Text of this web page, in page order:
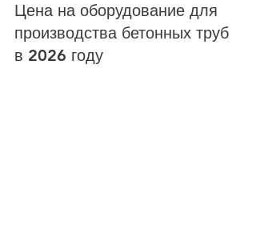
Цена на оборудование для
производства бетонных труб
в 2026 году